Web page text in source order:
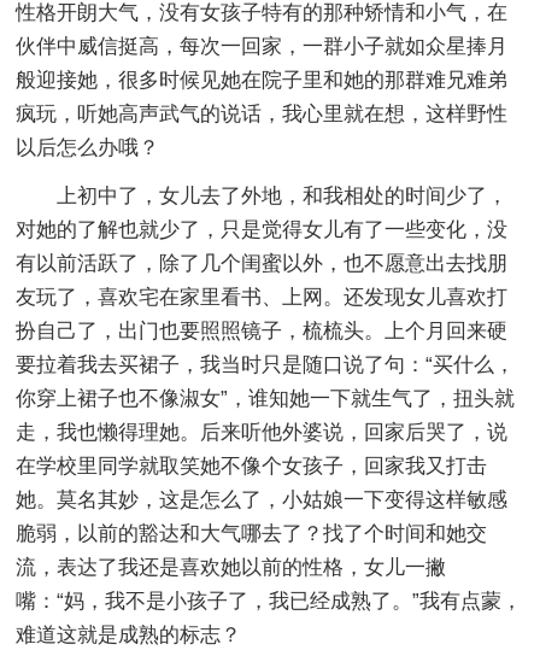
性格开朗大气，没有女孩子特有的那种矫情和小气，在
伙伴中威信挺高，每次一回家，一群小子就如众星捧月
般迎接她，很多时候见她在院子里和她的那群难兄难弟
疯玩，听她高声武气的说话，我心里就在想，这样野性
以后怎么办哦？
上初中了，女儿去了外地，和我相处的时间少了，
对她的了解也就少了，只是觉得女儿有了一些变化，没
有以前活跃了，除了几个闺蜜以外，也不愿意出去找朋
友玩了，喜欢宅在家里看书、上网。还发现女儿喜欢打
扮自己了，出门也要照照镜子，梳梳头。上个月回来硬
要拉着我去买裙子，我当时只是随口说了句：“买什么，
你穿上裙子也不像淑女”，谁知她一下就生气了，扭头就
走，我也懒得理她。后来听他外婆说，回家后哭了，说
在学校里同学就取笑她不像个女孩子，回家我又打击
她。莫名其妙，这是怎么了，小姑娘一下变得这样敏感
脆弱，以前的豁达和大气哪去了？找了个时间和她交
流，表达了我还是喜欢她以前的性格，女儿一撇
嘴：“妈，我不是小孩子了，我已经成熟了。”我有点蒙，
难道这就是成熟的标志？